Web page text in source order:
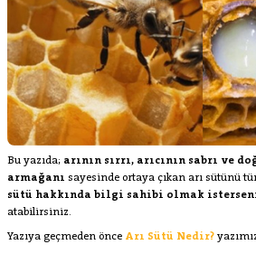
Bu yazıda; arının sırrı, arıcının sabrı ve
armağanı sayesinde ortaya çıkan arı sütünü
sütü hakkında bilgi sahibi olmak
atabilirsiniz.
Yazıya geçmeden önce Arı Sütü Nedir?